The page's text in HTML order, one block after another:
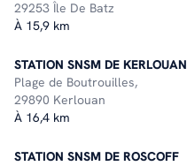
29253 Île De Batz
À 15,9 km
STATION SNSM DE KERLOUAN
Plage de Boutrouilles,
29890 Kerlouan
À 16,4 km
STATION SNSM DE ROSCOFF